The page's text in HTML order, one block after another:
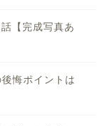
【完成写真あ
悔ポイントは